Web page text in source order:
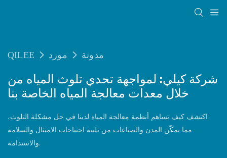
QILEE مورد مدونة
شركة كيلي: لمواجهة تحدي تلوث المياه من
خلال معدات معالجة المياه الخاصة بنا
اكتشف كيف تساهم أنظمة معالجة المياه لدينا في حل مشكلة التلوث،
مما يمكّن المدن والصناعات من تلبية احتياجات الامتثال والسلامة
والاستدامة.